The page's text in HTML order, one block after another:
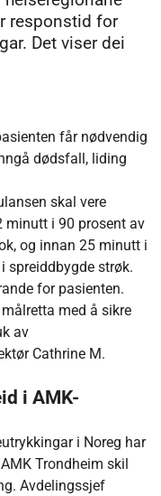
responstid for
Det viser dei
får nødvendig
dødsfall, liding
skal vere
minutt i 90 prosent av
og innan 25 minutt i
spreiddbygde strøk.
for pasienten.
med å sikre
av
Cathrine M.
i AMK-
i Noreg har
Trondheim skil
Avdelingssjef